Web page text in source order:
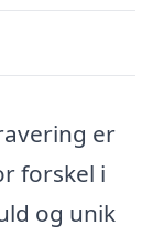
er
forskel i
og unik